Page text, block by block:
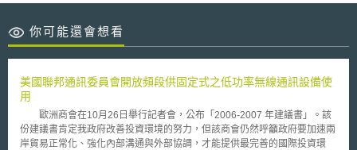
你可能還會想看
美國聯邦通訊委員會開放頻段供固定式之低功率無線通訊設備使
用
歐洲商會在10月26日舉行記者會，公布「2006-2007 年建議書」。該
份建議書肯定我政府改善投資環境的努力，但該商會仍然呼籲政府要加速兩
岸貿易正常化、強化內部溝通與外部協調，才能提供最完善的國際投資環